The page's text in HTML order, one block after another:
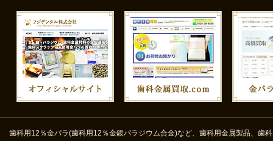
歯科用12％金パラ(歯科用12％金銀パラジウム合金)など、歯科用金属製品、歯